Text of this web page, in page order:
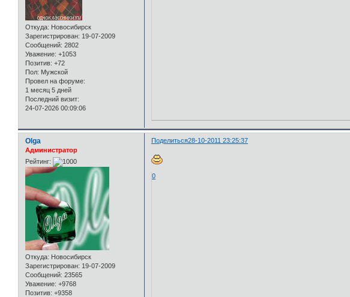
Откуда: Новосибирск
Зарегистрирован: 19-07-2009
Сообщений: 2802
Уважение: +1053
Позитив: +72
Пол: Мужской
Провел на форуме:
1 месяц 5 дней
Последний визит:
24-07-2026 00:09:06
Поделиться28-10-2011 23:25:37
Olga
Администратор
Рейтинг:
Откуда: Новосибирск
Зарегистрирован: 19-07-2009
Сообщений: 23565
Уважение: +9768
Позитив: +9358
0